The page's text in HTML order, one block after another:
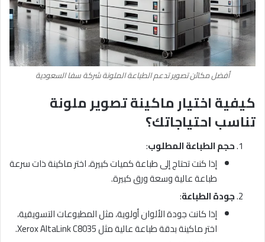
أفضل مكائن تصوير تدعم الطباعة الملونة شركة سفا السعودية
كيفية اختيار ماكينة تصوير ملونة
تناسب احتياجاتك؟
حجم الطباعة المطلوب:
إذا كنت تحتاج إلى طباعة كميات كبيرة، اختر ماكينة ذات سرعة
طباعة عالية وسعة ورق كبيرة.
جودة الطباعة:
إذا كانت جودة الألوان أولوية، مثل المطبوعات التسويقية،
اختر ماكينة بدقة طباعة عالية مثل Xerox AltaLink C8035.